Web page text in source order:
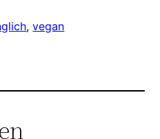
, vegan